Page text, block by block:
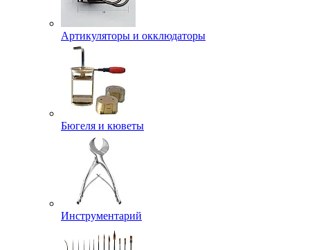
Артикуляторы и окклюдаторы
Бюгеля и кюветы
Инструментарий